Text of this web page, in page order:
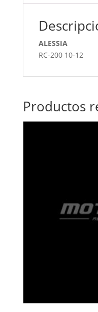
ALESSIA
RC-200 10-12
Productos